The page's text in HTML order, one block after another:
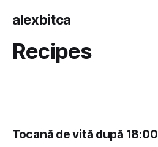
alexbitca
Recipes
Tocană de vită după 18:00